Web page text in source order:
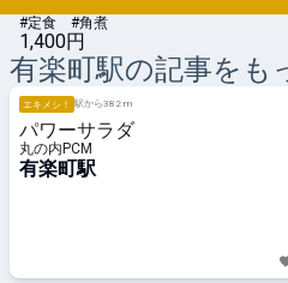
#定食 #角煮
1,400円
有楽町駅の記事をも
エキメシ！ 駅から382 m
パワーサラダ
丸の内PCM
有楽町駅